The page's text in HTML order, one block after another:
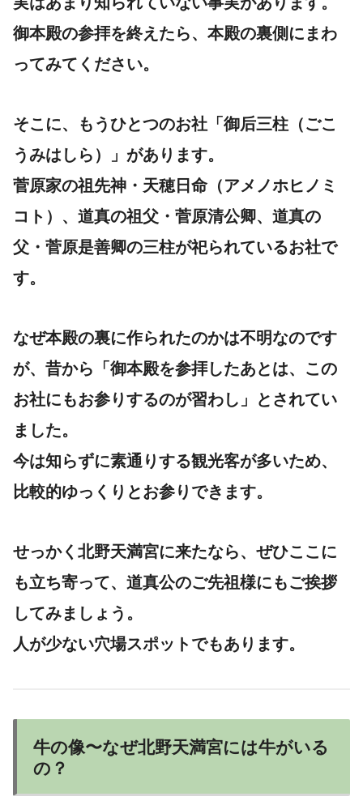
御本殿の参拝を終えたら、 本殿の裏側にまわ
ってみてください。
そこに、もうひとつのお社「御后三柱（ごこ
うみはしら）」があります。
菅原家の祖先神・天穂日命（アメノホヒノミ
コト）、道真の祖父・菅原清公卿、道真の
父・菅原是善卿の三柱が祀られているお社で
す。
なぜ本殿の裏に作られたのかは不明なのです
が、昔から「御本殿を参拝したあとは、この
お社にもお参りするのが習わし」とされてい
ました。
今は知らずに素通りする観光客が多いため、
比較的ゆっくりとお参りできます。
せっかく北野天満宮に来たなら、ぜひここに
も立ち寄って、道真公のご先祖様にもご挨拶
してみましょう。
人が少ない穴場スポットでもあります。
牛の像〜なぜ北野天満宮には牛がいる
の？